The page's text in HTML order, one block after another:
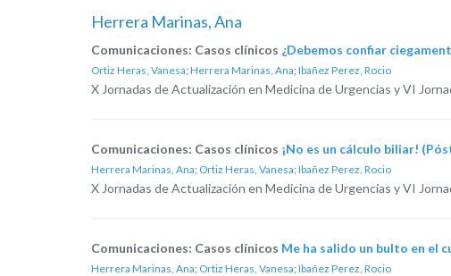
Herrera Marinas, Ana
Comunicaciones: Casos clínicos ¿Debemos confiar
Ortiz Heras, Vanesa; Herrera Marinas, Ana; Ibañez Perez, Rocio
X Jornadas de Actualización en Medicina de Urgencias y VI
Comunicaciones: Casos clínicos ¡No es un cálculo biliar!
Herrera Marinas, Ana; Ortiz Heras, Vanesa; Ibañez Perez, Rocio
X Jornadas de Actualización en Medicina de Urgencias y VI
Comunicaciones: Casos clínicos Me ha salido un bulto en el
Herrera Marinas, Ana; Ortiz Heras, Vanesa; Ibañez Perez, Rocio